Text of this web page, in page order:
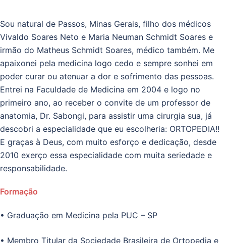
Sou natural de Passos, Minas Gerais, filho dos médicos
Vivaldo Soares Neto e Maria Neuman Schmidt Soares e
irmão do Matheus Schmidt Soares, médico também. Me
apaixonei pela medicina logo cedo e sempre sonhei em
poder curar ou atenuar a dor e sofrimento das pessoas.
Entrei na Faculdade de Medicina em 2004 e logo no
primeiro ano, ao receber o convite de um professor de
anatomia, Dr. Sabongi, para assistir uma cirurgia sua, já
descobri a especialidade que eu escolheria: ORTOPEDIA!!
E graças à Deus, com muito esforço e dedicação, desde
2010 exerço essa especialidade com muita seriedade e
responsabilidade.
Formação
• Graduação em Medicina pela PUC – SP
• Membro Titular da Sociedade Brasileira de Ortopedia e